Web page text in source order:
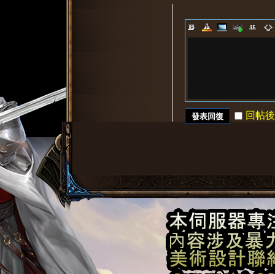
發表回復 回帖